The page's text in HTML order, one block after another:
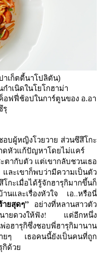
าเก็ตตี้นาโปลิตัน)
เนิดในโยโกฮาม่า
อฟฟี่ช้อปในการ์ตูนของ อ.อา
รุ
อบผู้หญิงโวยวาย ส่วนซึสึโกะ
ดหัวแก้ปัญหาโดยไม่แคร์
ตากับตัว แต่เขากลับชวนเธอ
ะเขาก็พบว่ามีความเป็นตัว
กะเมื่อได้รู้จักฮารุกิมากขึ้นก็
านและเรื่องหัวใจ เอ..หรือนี่
ายสุดๆ” อย่างที่หลานสาวตัว
นายดวงให้ฟัง! แต่อีกหนึ่ง
ฮารุกิซึ่งชอบพี่ฮารุกิมานาน
ยๆ เธอคนนี้ยังเป็นคนที่ถูก
รุกิด้ว